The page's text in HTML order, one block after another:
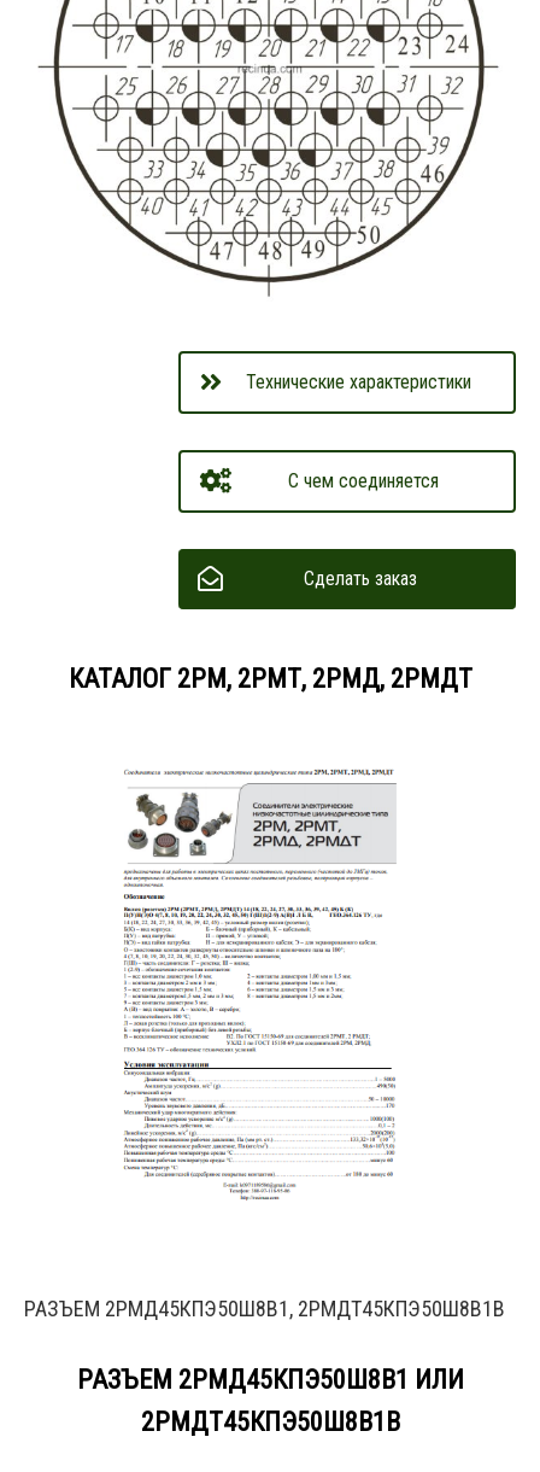
Технические характеристики
С чем соединяется
Сделать заказ
КАТАЛОГ 2РМ, 2РМТ, 2РМД, 2РМДТ
РАЗЪЕМ 2РМД45КПЭ50Ш8В1, 2РМДТ45КПЭ50Ш8В1В
РАЗЪЕМ 2РМД45КПЭ50Ш8В1 ИЛИ
2РМДТ45КПЭ50Ш8В1В